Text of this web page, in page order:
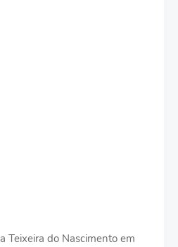
Teixeira do Nascimento em